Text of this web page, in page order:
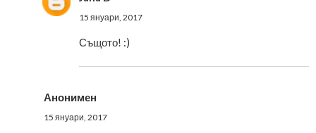
15 януари, 2017
Същото! :)
Анонимен
15 януари, 2017